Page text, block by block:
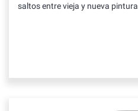
saltos entre vieja y nueva pintura